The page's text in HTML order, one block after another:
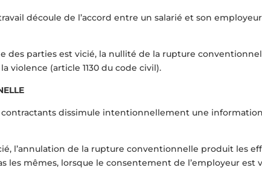
découle de l’accord entre un salarié et son
des parties est vicié, la nullité de la rupture
violence (article 1130 du code civil).
contractants dissimule intentionnellement une
l’annulation de la rupture conventionnelle produit les
les mêmes, lorsque le consentement de l’employeur est